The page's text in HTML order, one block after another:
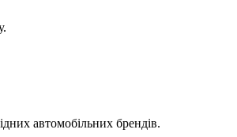
автомобільних брендів.